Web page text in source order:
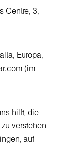
Centre, 3,
Europa,
(im
hilft, die
verstehen
auf